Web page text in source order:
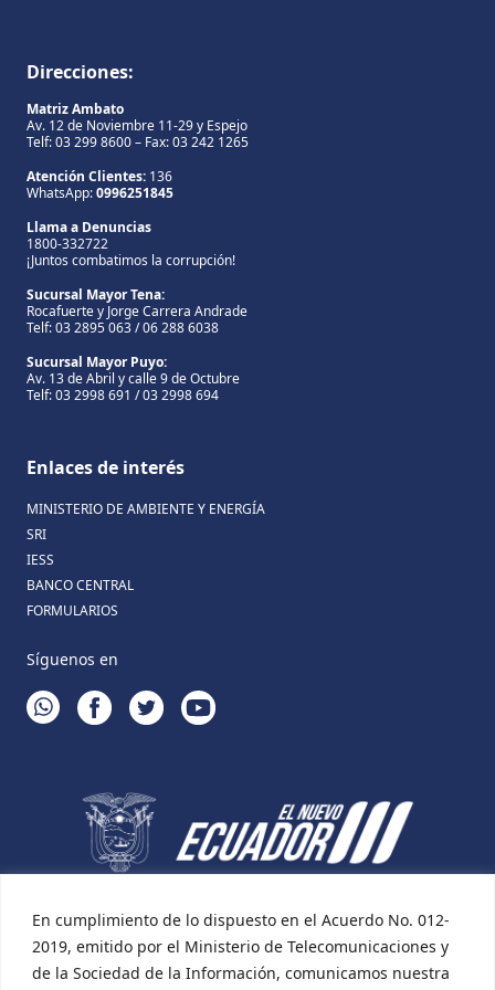
En cumplimiento de lo dispuesto en el Acuerdo No. 012-
2019, emitido por el Ministerio de Telecomunicaciones y
de la Sociedad de la Información, comunicamos nuestra
Direcciones:
Matriz Ambato
Av. 12 de Noviembre 11-29 y Espejo
Telf: 03 299 8600 – Fax: 03 242 1265
Atención Clientes: 136
WhatsApp:0996251845
Llama a Denuncias
1800-332722
¡Juntos combatimos la corrupción!
Sucursal Mayor Tena:
Rocafuerte y Jorge Carrera Andrade
Telf: 03 2895 063 / 06 288 6038
Sucursal Mayor Puyo:
Av. 13 de Abril y calle 9 de Octubre
Telf: 03 2998 691 / 03 2998 694
Enlaces de interés
MINISTERIO DE AMBIENTE Y ENERGÍA
SRI
IESS
BANCO CENTRAL
FORMULARIOS
Síguenos en
WHATSAPPFACEBOOKTWITTERYOUTUBE